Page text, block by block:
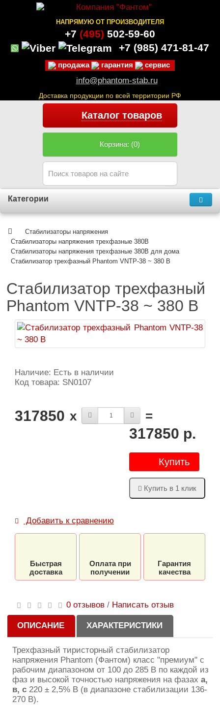
НАПРЯМУЮ ОТ ПРОИЗВОДИТЕЛЯ
+7 (495) 502-59-60
+7 (985) 471-81-47
продажа гарантия сервис
info@phantom-stab.ru
Доставка продукции по всей территории РФ
Каталог товаров
Корзина: (0)
Категории
Стабилизаторы напряжения
Стабилизаторы напряжения трехфазные 380В
Cтабилизаторы напряжения трехфазные 380В для дома
Стабилизатор трехфазный Phantom VNTP-38 ~ 380 В
Стабилизатор трехфазный
Phantom VNTP-38 ~ 380 В
Наличие: Есть в наличии
Код товара: SN0107
317850 x =
317850 р.
Купить
Купить в 1 клик
Добавить к сравнению
Быстрая
доставка
Оплата при
получении
Гарантия
качества
0 отзывов / Написать отзыв
ОПИСАНИЕ ХАРАКТЕРИСТИКИ
Трехфазный тиристорный стабилизатор
напряжения Phantom (Фантом) класс "премиум" c
рабочим диапазоном от 100 до 285 В по каждой из
фаз и высокой точностью напряжения на фазах а,
в, с 220 ± 2,5% В (в диапазоне стабилизации 136-
270 В).